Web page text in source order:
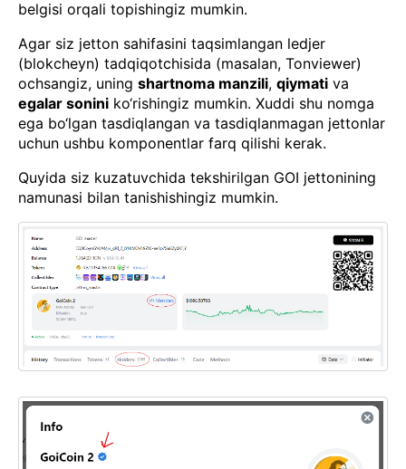
belgisi orqali topishingiz mumkin.
Agar siz jetton sahifasini taqsimlangan ledjer
(blokcheyn) tadqiqotchisida (masalan, Tonviewer)
ochsangiz, uning shartnoma manzili, qiymati va
egalar sonini ko‘rishingiz mumkin. Xuddi shu nomga
ega bo‘lgan tasdiqlangan va tasdiqlanmagan jettonlar
uchun ushbu komponentlar farq qilishi kerak.
Quyida siz kuzatuvchida tekshirilgan GOI jettonining
namunasi bilan tanishishingiz mumkin.